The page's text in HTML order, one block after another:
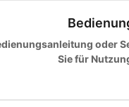
oder
Sie für